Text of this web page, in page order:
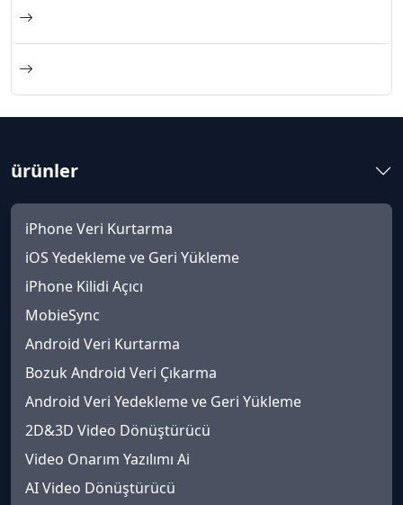
ürünler
iPhone Veri Kurtarma
iOS Yedekleme ve Geri Yükleme
iPhone Kilidi Açıcı
MobieSync
Android Veri Kurtarma
Bozuk Android Veri Çıkarma
Android Veri Yedekleme ve Geri Yükleme
2D&3D Video Dönüştürücü
Video Onarım Yazılımı Ai
AI Video Dönüştürücü